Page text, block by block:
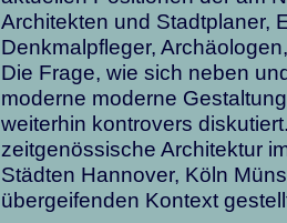
Architekten und Stadtplaner,
Denkmalpfleger,
Die Frage, wie sich neben
moderne moderne
weiterhin kontrovers
zeitgenössische Architektur
Städten Hannover, Köln
übergeifenden Kontext